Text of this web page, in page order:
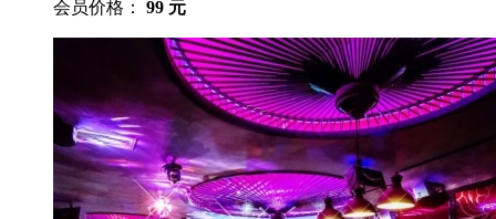
会员价格： 99 元